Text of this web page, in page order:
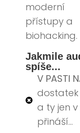
moderní
přístupy a
biohacking.
Jakmile
spíše...
V PASTI
dostatek
a ty jen
přináší...